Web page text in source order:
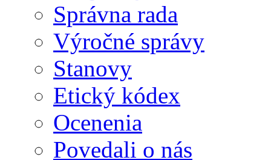
Správna rada
Výročné správy
Stanovy
Etický kódex
Ocenenia
Povedali o nás